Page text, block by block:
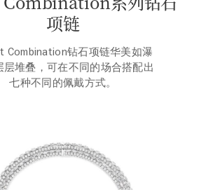
项 链
Combination钻石项链华美如瀑
层堆叠，可在不同的场合搭配出
七种不同的佩戴方式。